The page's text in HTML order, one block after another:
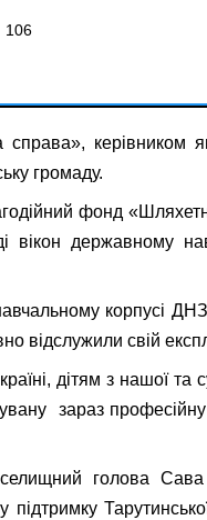
106
керівником
громаду.
фонд
вікон державному
корпусі
відслужили свій
дітям з нашої та
зараз
селищний голова
підтримку